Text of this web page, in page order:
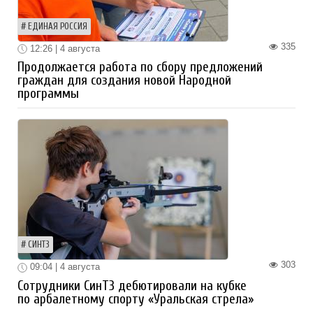
ЕДИНАЯ РОССИЯ
335
12:26 | 4 августа
Продолжается работа по сбору предложений
граждан для создания новой Народной
программы
СИНТЗ
303
09:04 | 4 августа
Сотрудники СинТЗ дебютировали на кубке
по арбалетному спорту «Уральская стрела»